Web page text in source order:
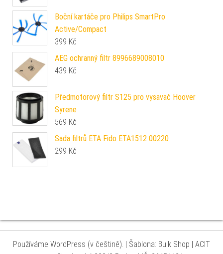
Boční kartáče pro Philips SmartPro
Active/Compact
399 Kč
AEG ochranný filtr 8996689008010
439 Kč
Předmotorový filtr S125 pro vysavač Hoover
Syrene
569 Kč
Sada filtrů ETA Fido ETA1512 00220
299 Kč
Používáme WordPress (v češtině). Šablona: Bulk Shop
| ACIT